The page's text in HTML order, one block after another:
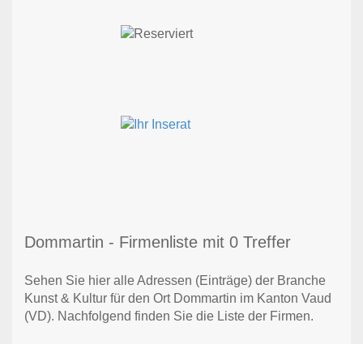
Dommartin - Firmenliste mit 0 Treffer
Sehen Sie hier alle Adressen (Einträge) der Branche
Kunst & Kultur für den Ort Dommartin im Kanton Vaud
(VD). Nachfolgend finden Sie die Liste der Firmen.